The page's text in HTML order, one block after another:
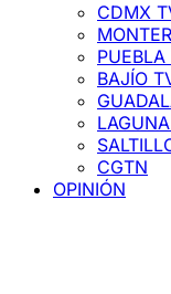
CDMX
BAJÍO
CGTN
OPINIÓN